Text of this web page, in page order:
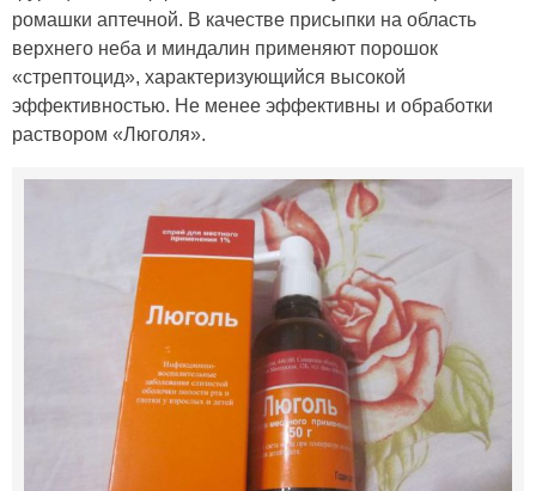
ромашки аптечной. В качестве присыпки на область
верхнего неба и миндалин применяют порошок
«стрептоцид», характеризующийся высокой
эффективностью. Не менее эффективны и обработки
раствором «Люголя».